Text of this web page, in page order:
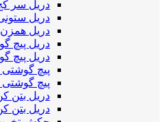
دریل سر
دریل
دریل همزن
دریل پیچ
دریل پیچ
پیچ
پیچ
دریل بتن
دریل بتن